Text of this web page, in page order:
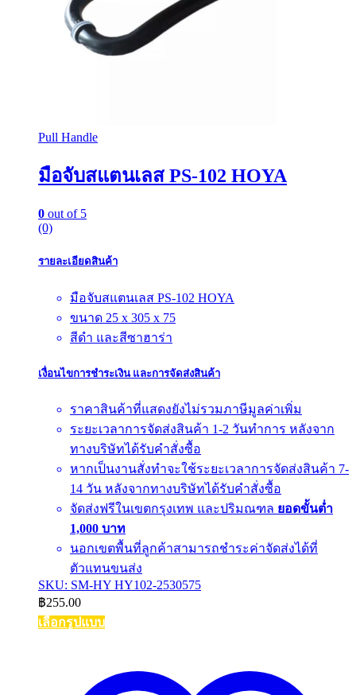
Pull Handle
มือจับสแตนเลส PS-102 HOYA
0 out of 5
(0)
รายละเอียดสินค้า
มือจับสแตนเลส PS-102 HOYA
ขนาด 25 x 305 x 75
สีดำ และสีซาฮาร่า
เงื่อนไขการชำระเงิน และการจัดส่งสินค้า
ราคาสินค้าที่แสดงยังไม่รวมภาษีมูลค่าเพิ่ม
ระยะเวลาการจัดส่งสินค้า 1-2 วันทำการ หลังจาก
ทางบริษัทได้รับคำสั่งซื้อ
หากเป็นงานสั่งทำจะใช้ระยะเวลาการจัดส่งสินค้า 7-
14 วัน หลังจากทางบริษัทได้รับคำสั่งซื้อ
จัดส่งฟรีในเขตกรุงเทพ และปริมณฑล ยอดขั้นต่ำ
1,000 บาท
นอกเขตพื้นที่ลูกค้าสามารถชำระค่าจัดส่งได้ที่
ตัวแทนขนส่ง
SKU: SM-HY HY102-2530575
฿255.00
เลือกรูปแบบ